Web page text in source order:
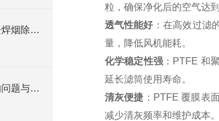
净优过滤 定制替代威尔登焊烟除尘滤筒
净优过滤 除尘滤芯常见的问题与解决方案
粒，确保净化后的空气达
透气性能好：在高效过滤
量，降低风机能耗。
化学稳定性强 ：PTFE 和
延长滤筒使用寿命。
清灰便捷 ：PTFE 覆膜表
减少清灰频率和维护成本。